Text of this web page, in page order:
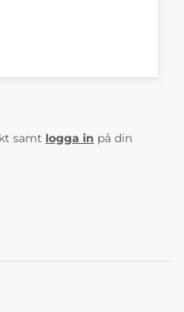
samt logga in på din